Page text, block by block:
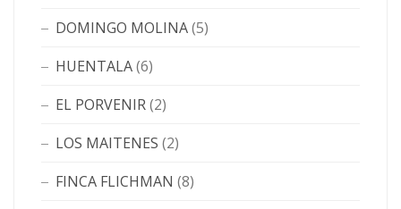
DOMINGO MOLINA(5)
HUENTALA(6)
EL PORVENIR(2)
LOS MAITENES (2)
FINCA FLICHMAN (8)